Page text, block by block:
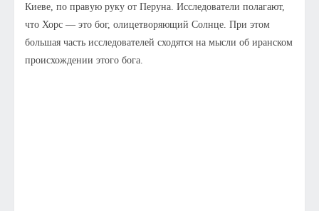
Киеве, по правую руку от Перуна. Исследователи полагают,
что Хорс — это бог, олицетворяющий Солнце. При этом
большая часть исследователей сходятся на мысли об иранском
происхождении этого бога.